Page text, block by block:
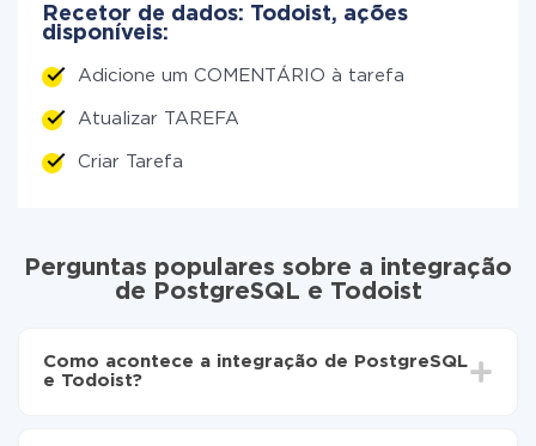
Recetor de dados: Todoist, ações
disponíveis:
Adicione um COMENTÁRIO à tarefa
Atualizar TAREFA
Criar Tarefa
Perguntas populares sobre a integração
de PostgreSQL e Todoist
Como acontece a integração de PostgreSQL
e Todoist?